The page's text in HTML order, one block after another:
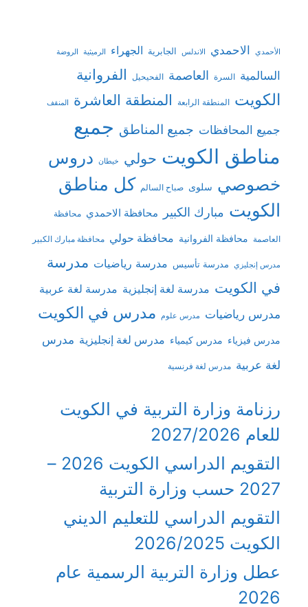
الأحمدي الاحمدي الاندلس الجابرية الجهراء الرميثية الروضة
السالمية السرة العاصمة الفحيحيل الفروانية
الكويت المنطقة الرابعة المنطقة العاشرة المنقف
جميع المحافظات جميع المناطق جميع
مناطق الكويت حولي خيطان دروس
خصوصي سلوى صباح السالم كل مناطق
الكويت مبارك الكبير محافظة الاحمدي محافظة
العاصمة محافظة الفروانية محافظة حولي محافظة مبارك الكبير
مدرس إنجليزي مدرسة تأسيس مدرسة رياضيات مدرسة
في الكويت مدرسة لغة إنجليزية مدرسة لغة عربية
مدرس رياضيات مدرس علوم مدرس في الكويت
مدرس فيزياء مدرس كيمياء مدرس لغة إنجليزية مدرس
لغة عربية مدرس لغة فرنسية
رزنامة وزارة التربية في الكويت
للعام 2027/2026
التقويم الدراسي الكويت 2026 –
2027 حسب وزارة التربية
التقويم الدراسي للتعليم الديني
الكويت 2026/2025
عطل وزارة التربية الرسمية عام
2026